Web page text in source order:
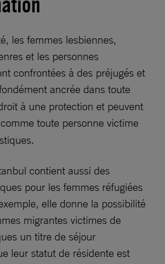
les femmes lesbiennes,
et les personnes
confrontées à des préjugés et
ancrée dans toute
à une protection et peuvent
comme toute personne victime
contient aussi des
pour les femmes réfugiées
elle donne la possibilité
migrantes victimes de
un titre de séjour
leur statut de résidente est